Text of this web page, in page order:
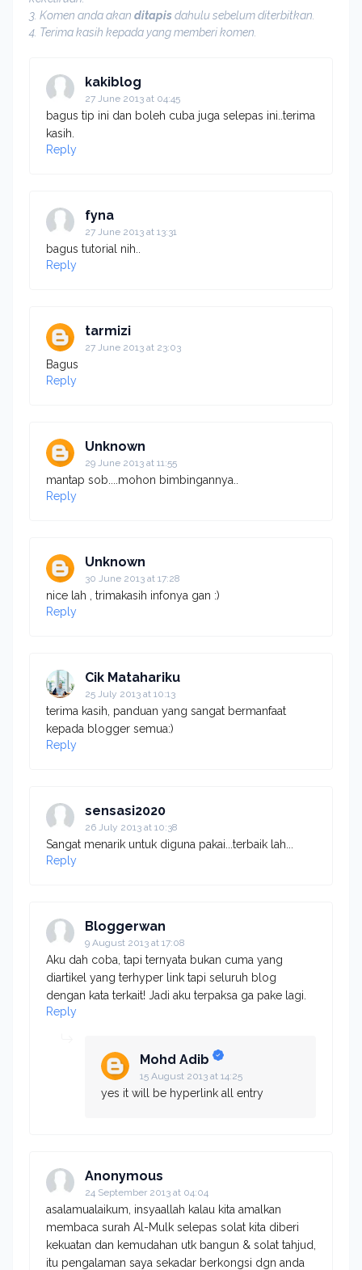
3. Komen anda akan ditapisdahulu sebelum diterbitkan.
4. Terima kasih kepada yang memberi komen.
kakiblog
27 June 2013 at 04:45
bagus tip ini dan boleh cuba juga selepas ini..terima
kasih.
Reply
fyna
27 June 2013 at 13:31
bagus tutorial nih..
Reply
tarmizi
27 June 2013 at 23:03
Bagus
Reply
Unknown
29 June 2013 at 11:55
mantap sob....mohon bimbingannya..
Reply
Unknown
30 June 2013 at 17:28
nice lah , trimakasih infonya gan :)
Reply
Cik Matahariku
25 July 2013 at 10:13
terima kasih, panduan yang sangat bermanfaat
kepada blogger semua:)
Reply
sensasi2020
26 July 2013 at 10:38
Sangat menarik untuk diguna pakai...terbaik lah...
Reply
Bloggerwan
9 August 2013 at 17:08
Aku dah coba, tapi ternyata bukan cuma yang
diartikel yang terhyper link tapi seluruh blog
dengan kata terkait! Jadi aku terpaksa ga pake lagi.
Reply
Mohd Adib
15 August 2013 at 14:25
yes it will be hyperlink all entry
Anonymous
24 September 2013 at 04:04
asalamualaikum, insyaallah kalau kita amalkan
membaca surah Al-Mulk selepas solat kita diberi
kekuatan dan kemudahan utk bangun & solat tahjud,
itu pengalaman saya sekadar berkongsi dgn anda